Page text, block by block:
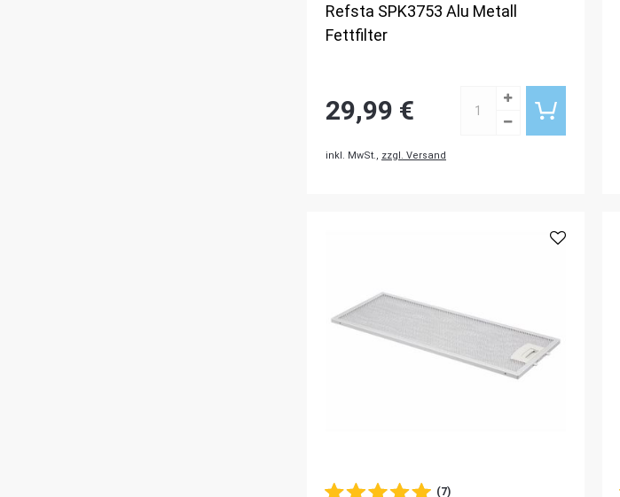
Refsta SPK3753 Alu Metall
Fettfilter
29,99 €
inkl. MwSt., zzgl. Versand
(7)